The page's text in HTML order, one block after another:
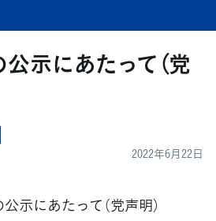
示にあたって（党
2022年6月22日
示にあたって（党声明）